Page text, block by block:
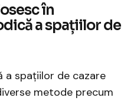
în
a spațiilor de
a spațiilor de cazare
metode precum